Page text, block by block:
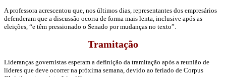
A professora acrescentou que, nos últimos dias, representantes dos empresários
defenderam que a discussão ocorra de forma mais lenta, inclusive após as
eleições, “e têm pressionado o Senado por mudanças no texto”.
Tramitação
Lideranças governistas esperam a definição da tramitação após a reunião de
líderes que deve ocorrer na próxima semana, devido ao feriado de Corpus